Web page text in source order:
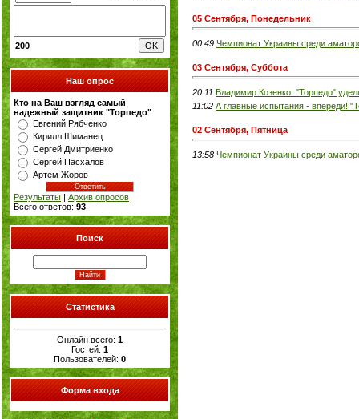
200
Наш опрос
Кто на Ваш взгляд самый
надежный защитник "Торпедо"
Евгений Рябченко
Кирилл Шиманец
Сергей Дмитриенко
Сергей Пасхалов
Артем Жоров
Результаты | Архив опросов
Всего ответов: 93
Поиск
Статистика
Онлайн всего: 1
Гостей: 1
Пользователей: 0
Форма входа
05 Сентября, Понедельник
00:49 Чемпионат Украины среди
03 Сентября, Суббота
20:11 Владимир Козенко: "Торпедо"
11:02 А главные испытания - впереди!
02 Сентября, Пятница
13:58 Чемпионат Украины среди